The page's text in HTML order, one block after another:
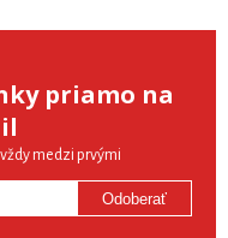
priamo na
medzi prvými
Odoberať